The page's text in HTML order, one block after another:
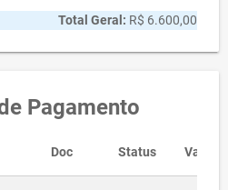
Total Geral: R$ 6.600,00
Pagamento
Doc Status Valor